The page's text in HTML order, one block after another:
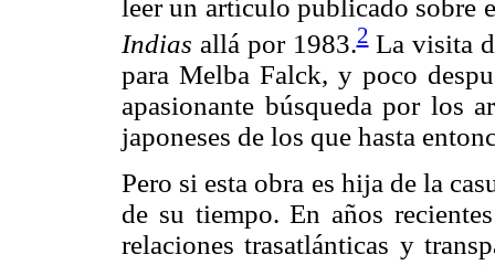
leer un artículo publicado sobre
Indias allá por 1983.2La visita
para Melba Falck, y poco
apasionante búsqueda por los
japoneses de los que hasta
Pero si esta obra es hija de la
de su tiempo. En años
relaciones trasatlánticas y